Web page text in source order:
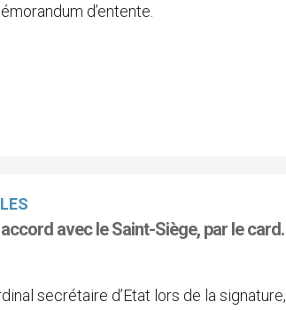
d’entente.
avec le Saint-Siège, par le card.
secrétaire d’Etat lors de la signature,